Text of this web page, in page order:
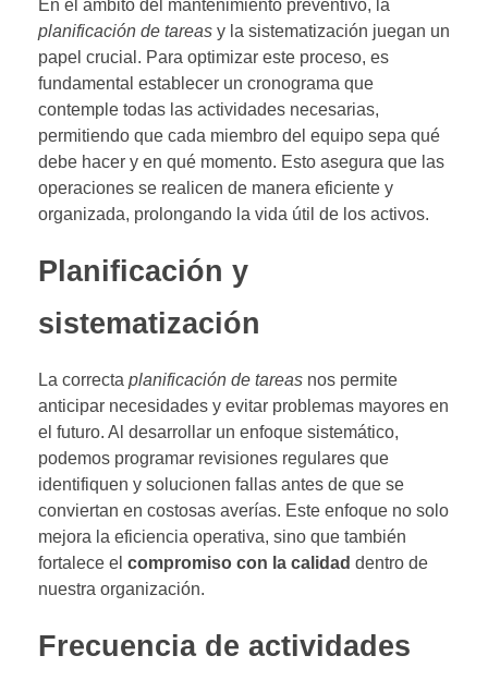
En el ámbito del mantenimiento preventivo, la
planificación de tareas y la sistematización juegan un
papel crucial. Para optimizar este proceso, es
fundamental establecer un cronograma que
contemple todas las actividades necesarias,
permitiendo que cada miembro del equipo sepa qué
debe hacer y en qué momento. Esto asegura que las
operaciones se realicen de manera eficiente y
organizada, prolongando la vida útil de los activos.
Planificación y
sistematización
La correcta planificación de tareas nos permite
anticipar necesidades y evitar problemas mayores en
el futuro. Al desarrollar un enfoque sistemático,
podemos programar revisiones regulares que
identifiquen y solucionen fallas antes de que se
conviertan en costosas averías. Este enfoque no solo
mejora la eficiencia operativa, sino que también
fortalece el compromiso con la calidad dentro de
nuestra organización.
Frecuencia de actividades